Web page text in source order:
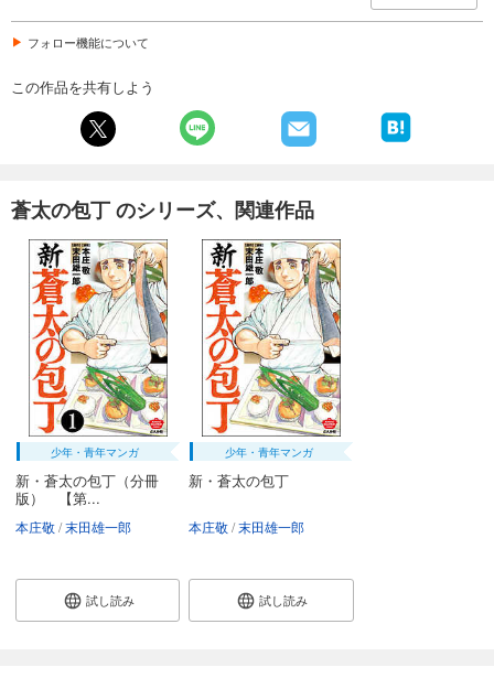
蒼太の包丁39
495円 (税込)
完結
あらすじを表示する
495円 (税込)
完結
あらすじを表示する
蒼太の包丁41
495円 (税込)
完結
あらすじを表示する
フォロー機能について
この作品を共有しよう
蒼太の包丁 のシリーズ、関連作品
少年・青年マンガ
新・蒼太の包丁（分冊
版） 【第...
本庄敬 末田雄一郎
試し読み
少年・青年マンガ
新・蒼太の包丁
本庄敬 末田雄一郎
試し読み